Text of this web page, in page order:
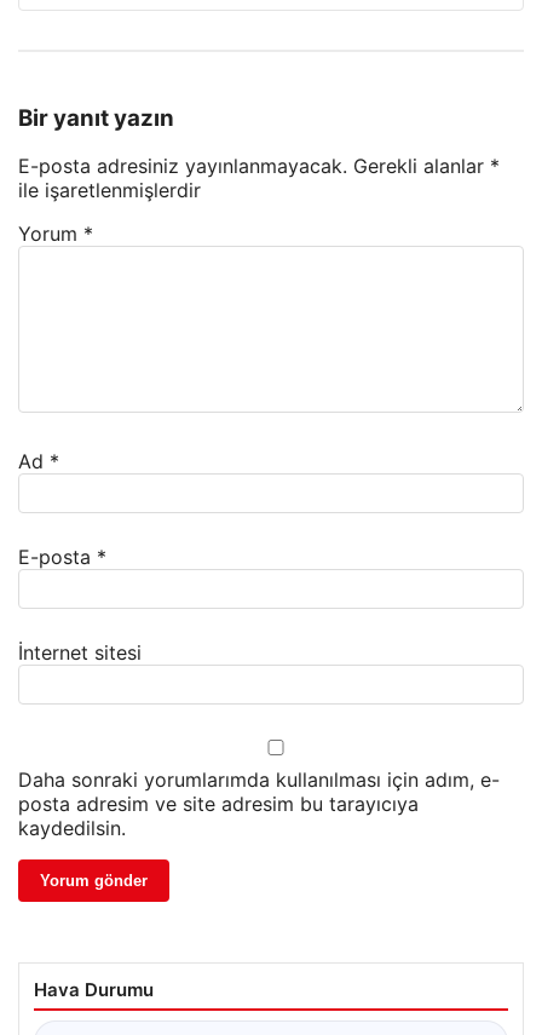
Bir yanıt yazın
E-posta adresiniz yayınlanmayacak. Gerekli alanlar *
ile işaretlenmişlerdir
Yorum *
Ad *
E-posta *
İnternet sitesi
Daha sonraki yorumlarımda kullanılması için adım, e-
posta adresim ve site adresim bu tarayıcıya
kaydedilsin.
Hava Durumu